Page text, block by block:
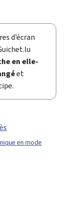
d’écran
en elle-
et
en mode